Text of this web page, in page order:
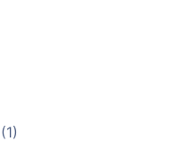
(1)